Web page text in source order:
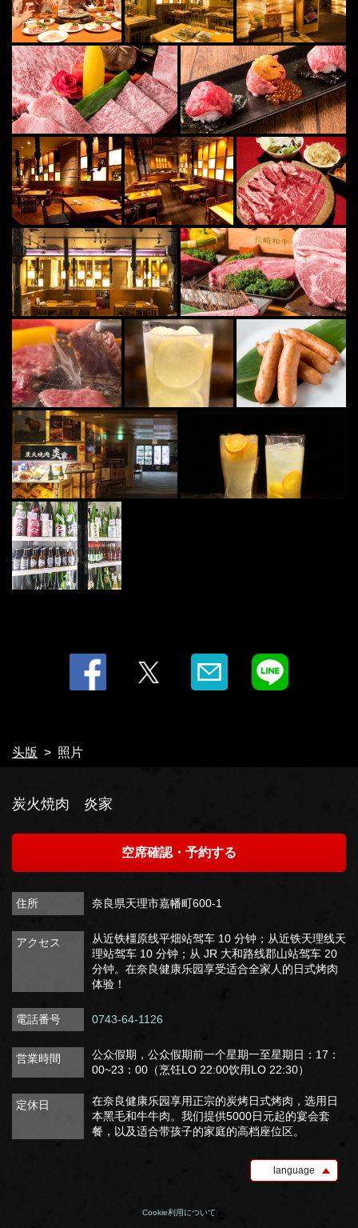
头版 照片
この店舗情報をシェアする
照片 | 炭火焼肉 炎家
奈良県天理市嘉幡町600-1
https://yakinikuenya.owst.jp/gallery
お店情報をコピー
閉じる
炭火焼肉 炎家
空席確認・予約する
住所 奈良県天理市嘉幡町600-1
アクセス
从近铁橿原线平畑站驾车 10 分钟；从近铁天理线天
理站驾车 10 分钟；从 JR 大和路线郡山站驾车 20
分钟。在奈良健康乐园享受适合全家人的日式烤肉
体验！
電話番号 0743-64-1126
営業時間
公众假期，公众假期前一个星期一至星期日：17：
00~23：00（烹饪LO 22:00饮用LO 22:30）
定休日
在奈良健康乐园享用正宗的炭烤日式烤肉，选用日
本黑毛和牛牛肉。我们提供5000日元起的宴会套
餐，以及适合带孩子的家庭的高档座位区。
language
Cookie利用について